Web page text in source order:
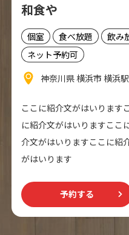
和食や
個室 食べ放題 飲み
ネット予約可
神奈川県 横浜市 横浜
ここに紹介文がはいります
に紹介文がはいりますここ
介文がはいりますここに紹
がはいります
予約する